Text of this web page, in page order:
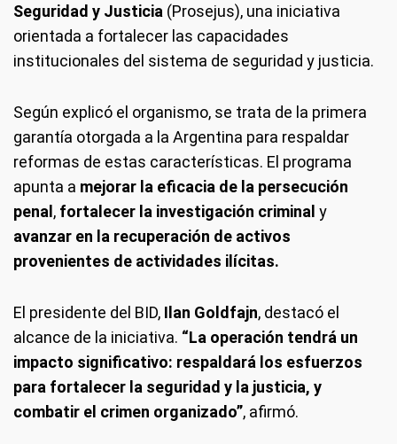
Seguridad y Justicia (Prosejus), una iniciativa
orientada a fortalecer las capacidades
institucionales del sistema de seguridad y justicia.
Según explicó el organismo, se trata de la primera
garantía otorgada a la Argentina para respaldar
reformas de estas características. El programa
apunta a mejorar la eficacia de la persecución
penal, fortalecer la investigación criminal y
avanzar en la recuperación de activos
provenientes de actividades ilícitas.
El presidente del BID, Ilan Goldfajn, destacó el
alcance de la iniciativa. “La operación tendrá un
impacto significativo: respaldará los esfuerzos
para fortalecer la seguridad y la justicia, y
combatir el crimen organizado”, afirmó.